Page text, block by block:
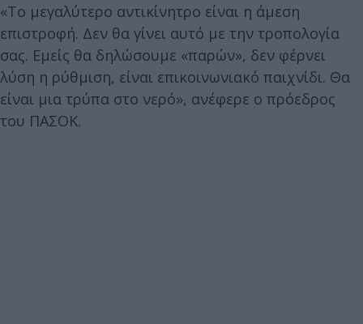
«Το μεγαλύτερο αντικίνητρο είναι η άμεση
επιστροφή. Δεν θα γίνει αυτό με την τροπολογία
σας. Εμείς θα δηλώσουμε «παρών», δεν φέρνει
λύση η ρύθμιση, είναι επικοινωνιακό παιχνίδι. Θα
είναι μια τρύπα στο νερό», ανέφερε ο πρόεδρος
του ΠΑΣΟΚ.